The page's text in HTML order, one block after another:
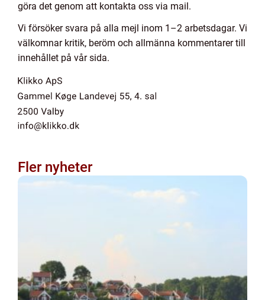
göra det genom att kontakta oss via mail.
Vi försöker svara på alla mejl inom 1–2 arbetsdagar. Vi
välkomnar kritik, beröm och allmänna kommentarer till
innehållet på vår sida.
Fler nyheter